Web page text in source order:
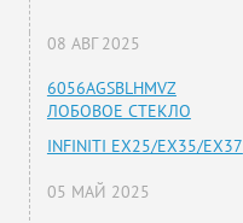
08 АВГ 2025
6056AGSBLHMVZ
ЛОБОВОЕ СТЕКЛО
INFINITI EX25/EX35/EX37
05 МАЙ 2025